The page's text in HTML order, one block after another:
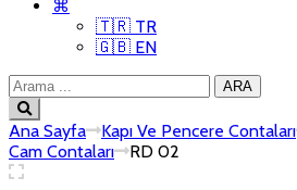
⌘
🇹🇷 TR
🇬🇧 EN
Ana Sayfa Kapı Ve Pencere Contaları
Cam Contaları
RD 02